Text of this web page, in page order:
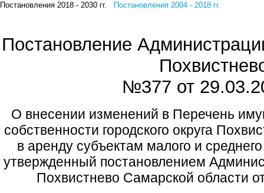
Постановления 2018 - 2030 гг. Постановления 2004 - 2018 гг.
Постановление
№377 от
О внесении изменений в Перечень
собственности городского округа
в аренду субъектам малого и
утвержденный постановлением
Похвистнево Самарской области